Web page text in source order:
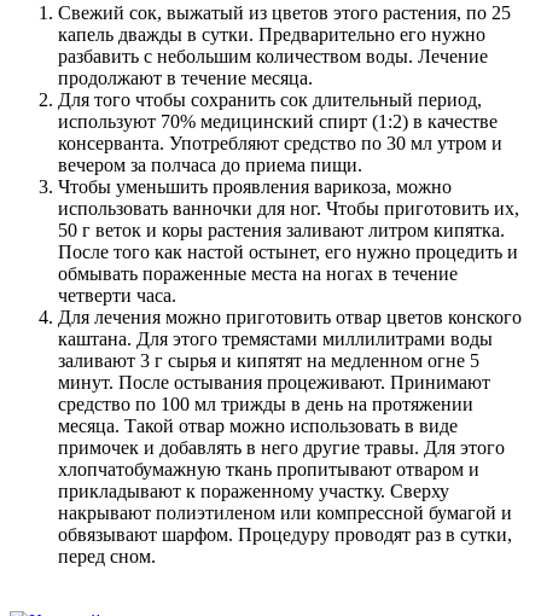
Свежий сок, выжатый из цветов этого растения, по 25
капель дважды в сутки. Предварительно его нужно
разбавить с небольшим количеством воды. Лечение
продолжают в течение месяца.
Для того чтобы сохранить сок длительный период,
используют 70% медицинский спирт (1:2) в качестве
консерванта. Употребляют средство по 30 мл утром и
вечером за полчаса до приема пищи.
Чтобы уменьшить проявления варикоза, можно
использовать ванночки для ног. Чтобы приготовить их,
50 г веток и коры растения заливают литром кипятка.
После того как настой остынет, его нужно процедить и
обмывать пораженные места на ногах в течение
четверти часа.
Для лечения можно приготовить отвар цветов конского
каштана. Для этого тремястами миллилитрами воды
заливают 3 г сырья и кипятят на медленном огне 5
минут. После остывания процеживают. Принимают
средство по 100 мл трижды в день на протяжении
месяца. Такой отвар можно использовать в виде
примочек и добавлять в него другие травы. Для этого
хлопчатобумажную ткань пропитывают отваром и
прикладывают к пораженному участку. Сверху
накрывают полиэтиленом или компрессной бумагой и
обвязывают шарфом. Процедуру проводят раз в сутки,
перед сном.